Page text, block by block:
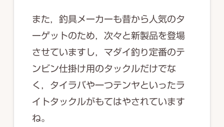
また，釣具メーカーも昔から人気のタ
ーゲットのため，次々と新製品を登場
させていますし，マダイ釣り定番のテ
ンビン仕掛け用のタックルだけでな
く，タイラバや一つテンヤといったラ
イトタックルがもてはやされています
ね。